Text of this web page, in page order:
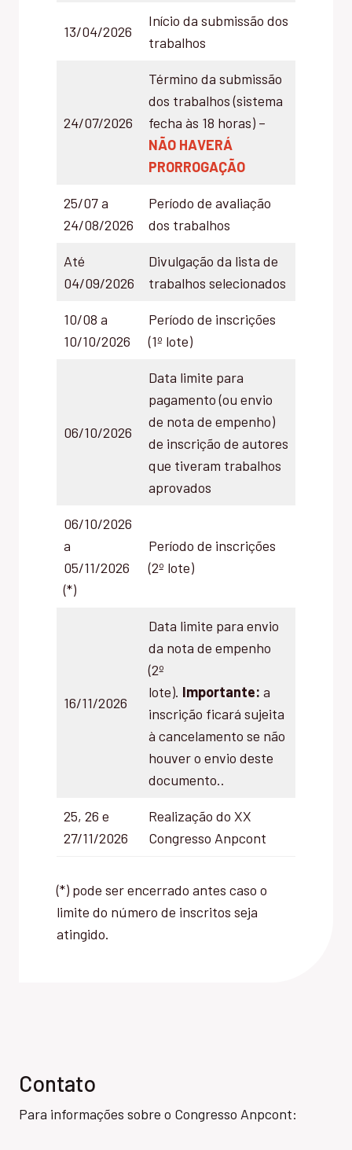
13/04/2026
Início da submissão dos
trabalhos
24/07/2026
Término da submissão
dos trabalhos (sistema
fecha às 18 horas) –
NÃO HAVERÁ
PRORROGAÇÃO
25/07 a
24/08/2026
Período de avaliação
dos trabalhos
Até
04/09/2026
Divulgação da lista de
trabalhos selecionados
10/08 a
10/10/2026
Período de inscrições
(1º lote)
06/10/2026
Data limite para
pagamento (ou envio
de nota de empenho)
de inscrição de autores
que tiveram trabalhos
aprovados
06/10/2026
a
05/11/2026
(*)
Período de inscrições
(2º lote)
16/11/2026
Data limite para envio
da nota de empenho
(2º
lote). Importante: a
inscrição ficará sujeita
à cancelamento se não
houver o envio deste
documento..
25, 26 e
27/11/2026
Realização do XX
Congresso Anpcont
(*) pode ser encerrado antes caso o
limite do número de inscritos seja
atingido.
Contato
Para informações sobre o Congresso Anpcont: